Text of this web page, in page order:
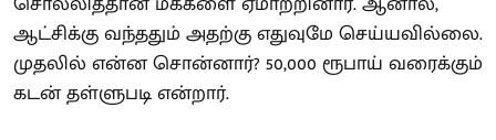
ஆட்சிக்கு வந்ததும் அதற்கு எதுவுமே செய்யவில்லை.
முதலில் என்ன சொன்னார்? 50,000 ரூபாய் வரைக்கும்
கடன் தள்ளுபடி என்றார்.